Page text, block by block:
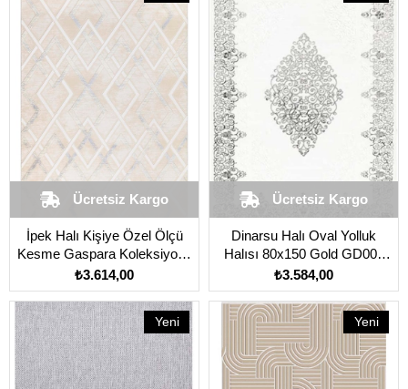
İpek Halı Kişiye Özel Ölçü
Kesme Gaspara Koleksiyonu
14952 Mavi
₺3.614,00
Ücretsiz Kargo
Ürün
Dinarsu Halı Oval Yolluk
Halısı 80x150 Gold GD001
695 Krem
₺3.584,00
Ücretsiz Kargo
Ürün
Yeni
Ürün
Yeni
Ürün